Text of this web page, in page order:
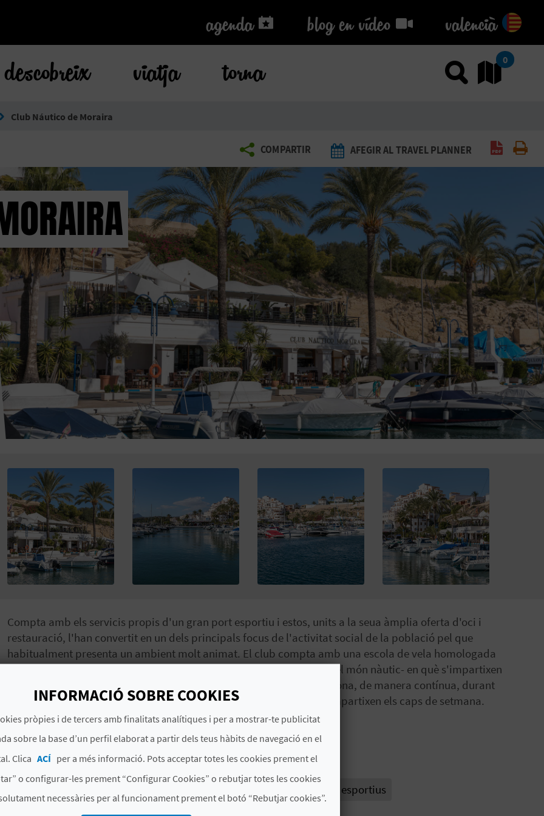
agenda
agenda blog en vídeo
blog en vídeo valencià
descobreix viatja torna Usar el
0
Club Náutico de Moraira
COMPARTIR AFEGIR AL TRAVEL PLANNER Generar
Compta amb els servicis propis d'un gran port esportiu i estos, units a la seua àmplia oferta d'oci i
restauració, l'han convertit en un dels principals focus de l'activitat social de la població pel que
habitualment presenta un ambient molt animat. El club compta amb una escola de vela homologada
denominada Juan Moreno en honor d'un navegant molt apreciat en el món nàutic- en què s'impartixen
cursos d'iniciació i perfeccionament de vela lleugera. El centre funciona, de manera contínua, durant
els mesos d'estiu i en Setmana Santa. La resta de l'any els cursos s'impartixen els caps de setmana.
# ESPECIALITATS
Clubs nàutics i ports esportius
INFORMACIÓ SOBRE COOKIES
pròpies i de tercers amb finalitats analítiques i per a mostrar-te publicitat
sobre la base d’un perfil elaborat a partir dels teus hàbits de navegació en el
Clica ACÍ per a més informació. Pots acceptar totes les cookies prement el
o configurar-les prement “Configurar Cookies” o rebutjar totes les cookies
necessàries per al funcionament prement el botó “Rebutjar cookies”.